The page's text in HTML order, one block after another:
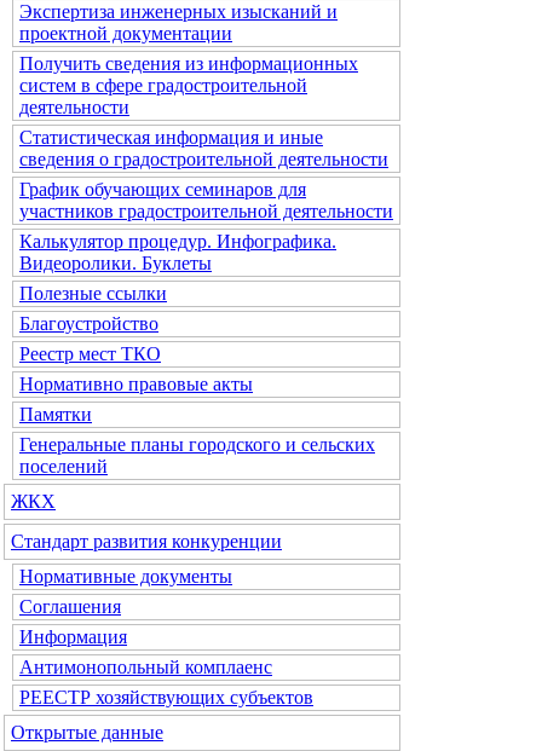
Экспертиза инженерных изысканий и
проектной документации
Получить сведения из информационных
систем в сфере градостроительной
деятельности
Статистическая информация и иные
сведения о градостроительной деятельности
График обучающих семинаров для
участников градостроительной деятельности
Калькулятор процедур. Инфографика.
Видеоролики. Буклеты
Полезные ссылки
Благоустройство
Реестр мест ТКО
Нормативно правовые акты
Памятки
Генеральные планы городского и сельских
поселений
ЖКХ
Стандарт развития конкуренции
Нормативные документы
Соглашения
Информация
Антимонопольный комплаенс
РЕЕСТР хозяйствующих субъектов
Открытые данные